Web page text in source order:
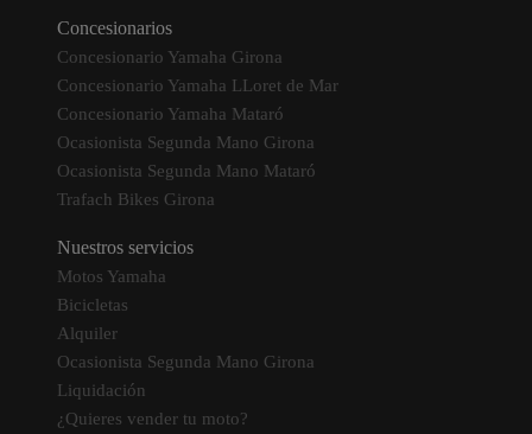
Concesionarios
Concesionario Yamaha Girona
Concesionario Yamaha LLoret de Mar
Concesionario Yamaha Mataró
Ocasionista Segunda Mano Girona
Ocasionista Segunda Mano Mataró
Trafach Bikes Girona
Nuestros servicios
Motos Yamaha
Bicicletas
Alquiler
Ocasionista Segunda Mano Girona
Liquidación
¿Quieres vender tu moto?